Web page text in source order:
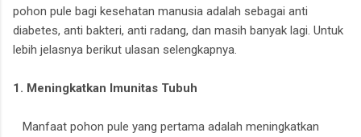
pohon pule bagi kesehatan manusia adalah sebagai anti
diabetes, anti bakteri, anti radang, dan masih banyak lagi. Untuk
lebih jelasnya berikut ulasan selengkapnya.
1. Meningkatkan Imunitas Tubuh
Manfaat pohon pule yang pertama adalah meningkatkan